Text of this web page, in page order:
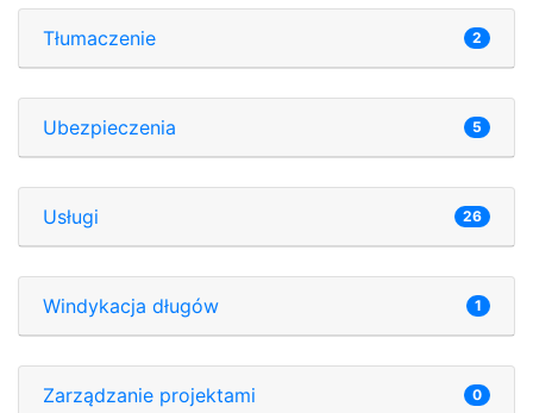
Tłumaczenie 2
Ubezpieczenia 5
Usługi 26
Windykacja długów 1
Zarządzanie projektami 0